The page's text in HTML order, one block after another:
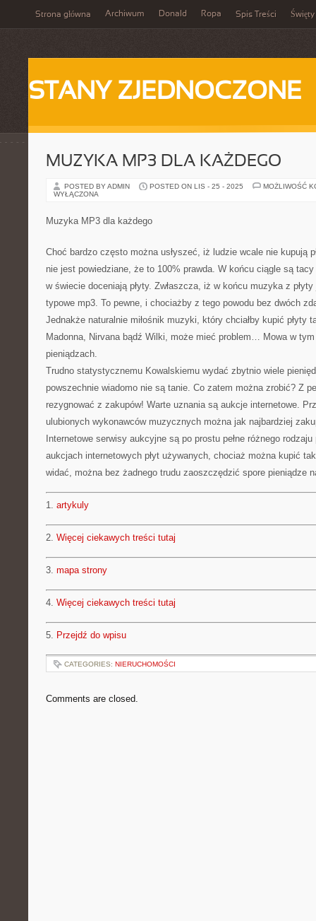
Strona główna Archiwum Donald Ropa Spis Treści Święty
STANY ZJEDNOCZONE
MUZYKA MP3 DLA KAŻDEGO
POSTED BY ADMIN POSTED ON LIS - 25 - 2025
MOŻLIWOŚĆ
WYŁĄCZONA
Muzyka MP3 dla każdego
Choć bardzo często można usłyszeć, iż ludzie wcale nie kupują
nie jest powiedziane, że to 100% prawda. W końcu ciągle są
w świecie doceniają płyty. Zwłaszcza, iż w końcu muzyka z
typowe mp3. To pewne, i chociażby z tego powodu bez dwóch
Jednakże naturalnie miłośnik muzyki, który chciałby kupić płyty
Madonna, Nirvana bądź Wilki, może mieć problem… Mowa w
pieniądzach.
Trudno statystycznemu Kowalskiemu wydać zbytnio wiele
powszechnie wiadomo nie są tanie. Co zatem można zrobić? Z
rezygnować z zakupów! Warte uznania są aukcje internetowe.
ulubionych wykonawców muzycznych można jak najbardziej
Internetowe serwisy aukcyjne są po prostu pełne różnego
aukcjach internetowych płyt używanych, chociaż można kupić
widać, można bez żadnego trudu zaoszczędzić spore pieniądze
1. artykuly
2. Więcej ciekawych treści tutaj
3. mapa strony
4. Więcej ciekawych treści tutaj
5. Przejdź do wpisu
CATEGORIES: NIERUCHOMOŚCI
Comments are closed.